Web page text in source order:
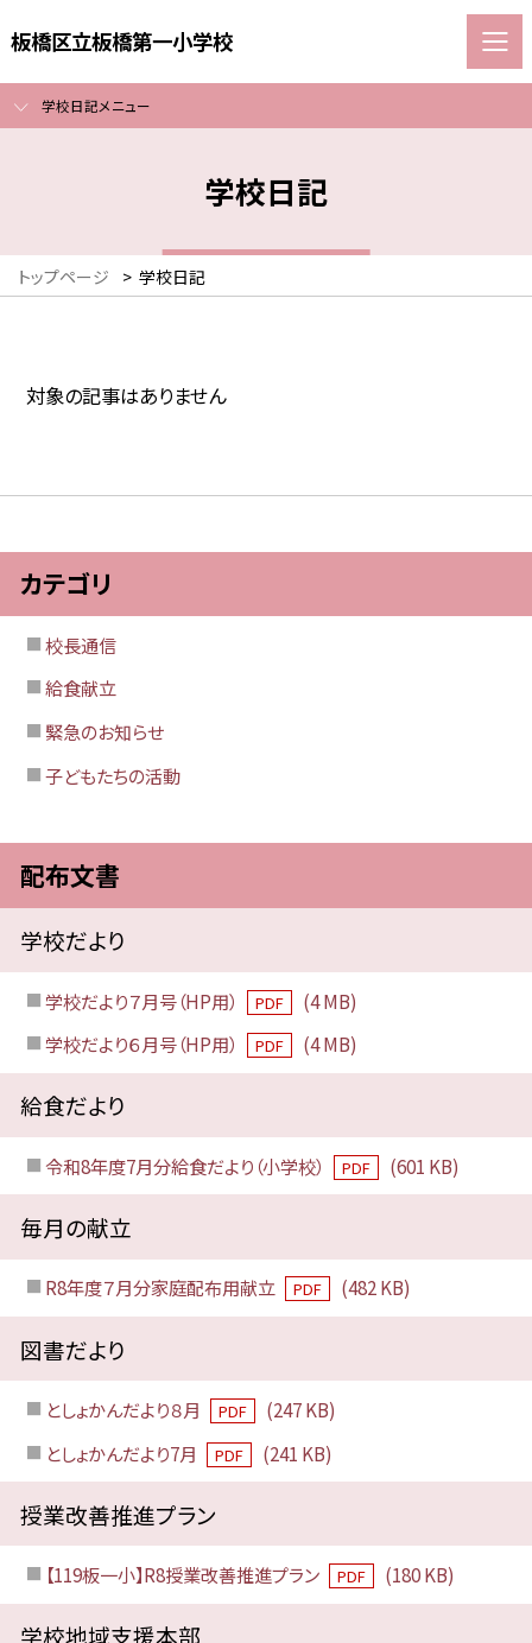
板橋区立板橋第一小学校
学校日記メニュー
学校日記
トップページ > 学校日記
対象の記事はありません
カテゴリ
校長通信
給食献立
緊急のお知らせ
子どもたちの活動
配布文書
学校だより
学校だより７月号（HP用） PDF
(4 MB)
学校だより６月号（HP用）
PDF (4 MB)
給食だより
令和8年度7月分給食だより（小学校） PDF (601 KB)
毎月の献立
R8年度７月分家庭配布用献立 PDF (482 KB)
図書だより
としょかんだより８月 PDF
(247 KB)
としょかんだより7月
PDF (241 KB)
授業改善推進プラン
【119板一小】R8授業改善推進プラン PDF (180 KB)
学校地域支援本部